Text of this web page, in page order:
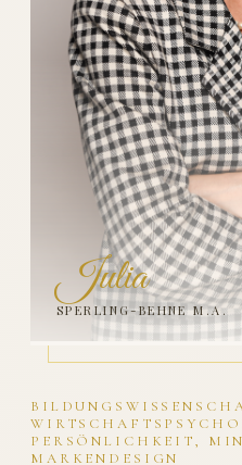
PERSÖNLICHKEIT,
MARKENDESIGN
Julia
SPERLING-BEHNE M.A.